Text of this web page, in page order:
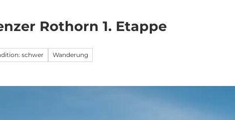
Rothorn 1. Etappe
schwer Wanderung